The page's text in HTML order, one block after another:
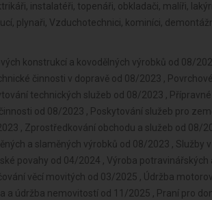
instalatéři, topenáři, obkladači, malíři,
plynaři, Vzduchotechnici, kominíci,
konstrukcí a kovodělných výrobků od 08/
činnosti v dopravě od 08/2023 ,
technických služeb od 08/2023 , Přípravné
od 08/2023 , Poskytování služeb pro
, Zprostředkování obchodu a služeb od 08/
a slaměných výrobků od 08/2023 , Služby
povahy od 04/2024 , Výroba potravinářských
věcí movitých od 03/2025 , Údržba
a údržba nemovitostí od 11/2025 , Praní pro